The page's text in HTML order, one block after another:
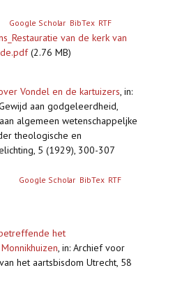
Google Scholar BibTex RTF
van de kerk van
(2.76 MB)
Vondel en de kartuizers, in:
aan godgeleerdheid,
algemeen wetenschappeljke
theologische en
5 (1929), 300-307
Google Scholar BibTex RTF
het
, in: Archief voor
het aartsbisdom Utrecht, 58